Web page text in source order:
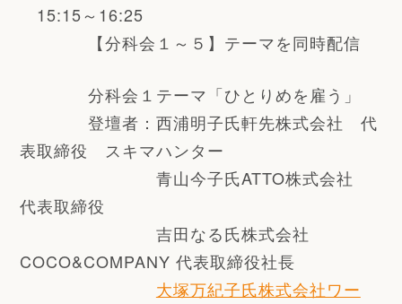
15:15～16:25
【分科会１～５】テーマを同時配信
分科会１テーマ「ひとりめを雇う」
登壇者：西浦明子氏軒先株式会社 代
表取締役 スキマハンター
青山今子氏ATTO株式会社
代表取締役
吉田なる氏株式会社
COCO&COMPANY 代表取締役社長
大塚万紀子氏株式会社ワー